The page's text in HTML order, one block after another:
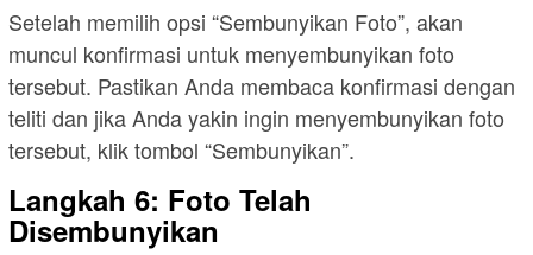
Setelah memilih opsi “Sembunyikan Foto”, akan
muncul konfirmasi untuk menyembunyikan foto
tersebut. Pastikan Anda membaca konfirmasi dengan
teliti dan jika Anda yakin ingin menyembunyikan foto
tersebut, klik tombol “Sembunyikan”.
Langkah 6: Foto Telah
Disembunyikan